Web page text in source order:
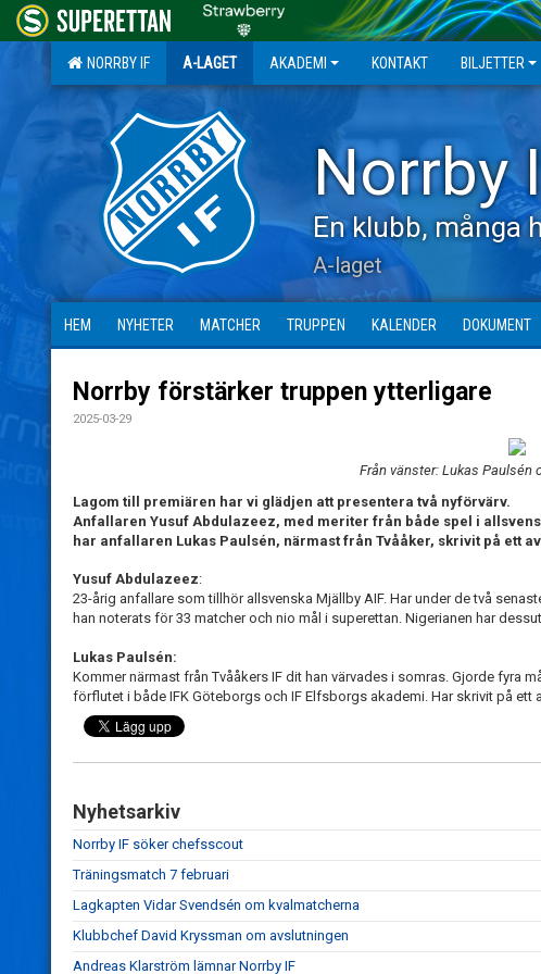
NORRBY IF A-LAGET AKADEMI KONTAKT BILJETTER
Norrby
En klubb, många
A-laget
HEM NYHETER MATCHER TRUPPEN KALENDER DOKUMENT
Norrby förstärker truppen ytterligare
2025-03-29
Från vänster: Lukas Paulsén
Lagom till premiären har vi glädjen att presentera två nyförvärv.
Anfallaren Yusuf Abdulazeez, med meriter från både spel i
har anfallaren Lukas Paulsén, närmast från Tvååker, skrivit på ett
Yusuf Abdulazeez:
23-årig anfallare som tillhör allsvenska Mjällby AIF. Har under de två
han noterats för 33 matcher och nio mål i superettan. Nigerianen har
Lukas Paulsén:
Kommer närmast från Tvååkers IF dit han värvades i somras. Gjorde fyra
förflutet i både IFK Göteborgs och IF Elfsborgs akademi. Har skrivit på ett
Nyhetsarkiv
Norrby IF söker chefsscout
Träningsmatch 7 februari
Lagkapten Vidar Svendsén om kvalmatcherna
Klubbchef David Kryssman om avslutningen
Andreas Klarström lämnar Norrby IF